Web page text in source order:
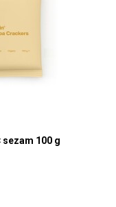
sezam 100 g